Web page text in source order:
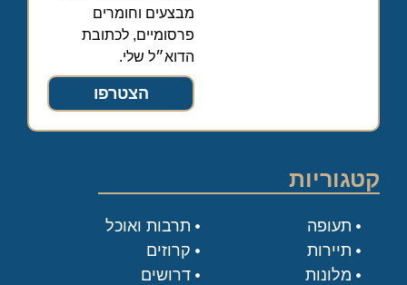
מבצעים וחומרים
פרסומיים, לכתובת
הדוא״ל שלי.
הצטרפו
קטגוריות
תעופה
תיירות
מלונות
תרבות ואוכל
קרוזים
דרושים